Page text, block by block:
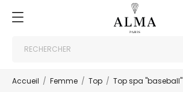
Accueil Femme Top Top spa "baseball"